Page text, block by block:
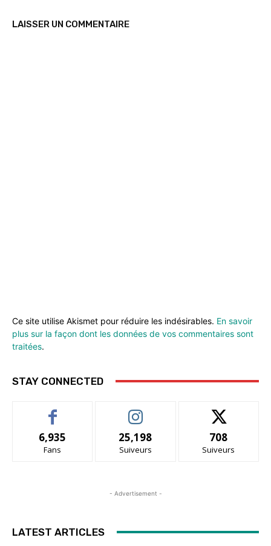
LAISSER UN COMMENTAIRE
Ce site utilise Akismet pour réduire les indésirables. En savoir
plus sur la façon dont les données de vos commentaires sont
traitées.
STAY CONNECTED
6,935
Fans
25,198
Suiveurs
708
Suiveurs
- Advertisement -
LATEST ARTICLES